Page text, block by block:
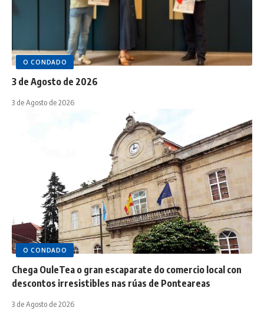
O CONDADO
3 de Agosto de 2026
3 de Agosto de 2026
O CONDADO
Chega OuleTea o gran escaparate do comercio local con
descontos irresistibles nas rúas de Ponteareas
3 de Agosto de 2026